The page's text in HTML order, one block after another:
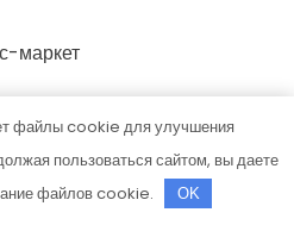
маркет
компания
дом
файлы cookie для улучшения
пользоваться сайтом, вы даете
файлов cookie.
OK